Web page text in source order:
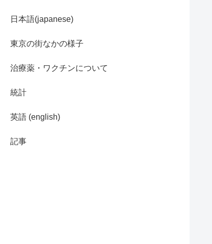
日本語(japanese)
東京の街なかの様子
治療薬・ワクチンについて
統計
英語 (english)
記事